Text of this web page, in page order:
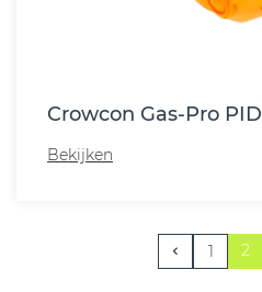
Crowcon Gas-Pro PID
Bekijken
1 2